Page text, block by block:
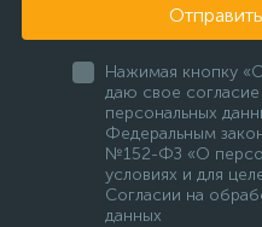
Нажимая кнопку
даю свое
персональных
Федеральным
№152-ФЗ «О
условиях и для
Согласии на
данных